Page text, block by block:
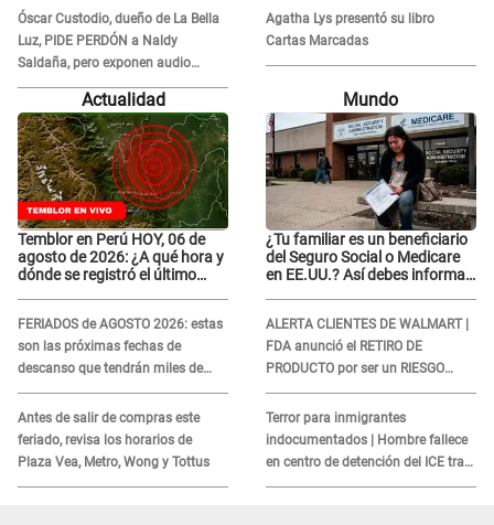
Óscar Custodio, dueño de La Bella
Luz, PIDE PERDÓN a Naldy
Saldaña, pero exponen audio
donde le reclama por VIDEOS: "No
hay necesidad de grabar"
hay necesidad de grabar"
Agatha Lys presentó su libro
Cartas Marcadas
Actualidad
Temblor en Perú HOY, 06 de
agosto de 2026: ¿A qué hora y
dónde se registró el último
FERIADOS de AGOSTO 2026: estas
son las próximas fechas de
descanso que tendrán miles de
peruanos
Antes de salir de compras este
feriado, revisa los horarios de
Plaza Vea, Metro, Wong y Tottus
Mundo
¿Tu familiar es un beneficiario
del Seguro Social o Medicare
en EE.UU.? Así debes informar
ALERTA CLIENTES DE WALMART |
FDA anunció el RETIRO DE
PRODUCTO por ser un RIESGO
MORTAL para consumidores: ¿Cuál
es?
Terror para inmigrantes
indocumentados | Hombre fallece
en centro de detención del ICE tras
sufrir una "emergencia médica"